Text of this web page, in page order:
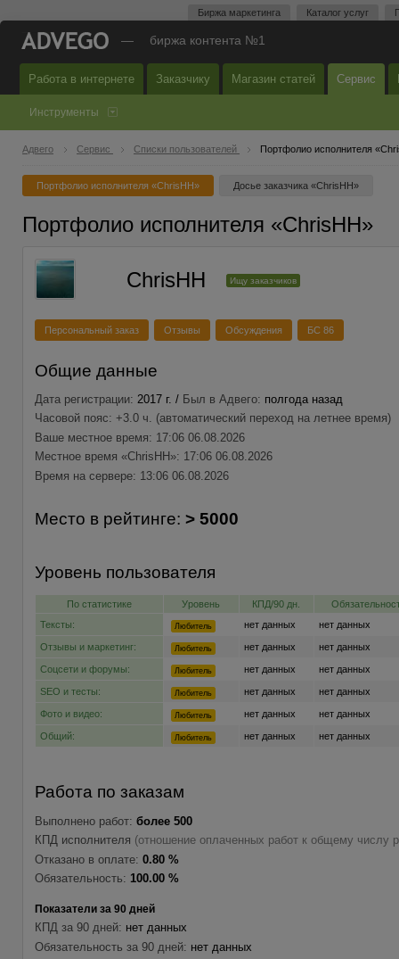
Биржа маркетинга Каталог услуг
— биржа контента №1
Работа в интернете Заказчику Магазин статей Сервис
Инструменты
Адвего Сервис Списки пользователей Портфолио исполнителя
Портфолио исполнителя «ChrisHH» Досье заказчика «ChrisHH»
Портфолио исполнителя «ChrisHH»
ChrisHH Ищу заказчиков
Персональный заказ Отзывы Обсуждения БС 86
Общие данные
Дата регистрации: 2017 г. / Был в Адвего: полгода назад
Часовой пояс: +3.0 ч. (автоматический переход на летнее время)
Ваше местное время: 17:06 06.08.2026
Местное время «ChrisHH»: 17:06 06.08.2026
Время на сервере: 13:06 06.08.2026
Место в рейтинге: > 5000
Уровень пользователя
По статистике Уровень КПД/90 дн.
Тексты:
Любитель нет данных нет данных
Отзывы и маркетинг: Любитель нет данных нет данных
Соцсети и форумы: Любитель нет данных нет данных
SEO и тесты: Любитель нет данных нет данных
Фото и видео: Любитель нет данных нет данных
Общий: Любитель нет данных нет данных
Работа по заказам
Выполнено работ: более 500
КПД исполнителя (отношение оплаченных работ к общему числу
Отказано в оплате: 0.80 %
Обязательность: 100.00 %
Показатели за 90 дней
КПД за 90 дней: нет данных
Обязательность за 90 дней: нет данных